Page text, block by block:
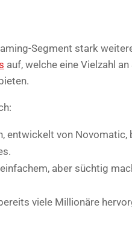
Segment stark
auf, welche eine Vielzahl an
entwickelt von
aber süchtig
viele Millionäre